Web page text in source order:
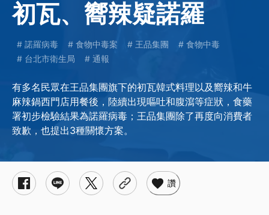
初瓦、嚮辣疑諾羅
諾羅病毒 食物中毒案 王品集團
食物中毒
台北市衛生局
通報
有多名民眾在王品集團旗下的初瓦韓式料理以及嚮辣和牛
麻辣鍋西門店用餐後，陸續出現嘔吐和腹瀉等症狀，食藥
署初步檢驗結果為諾羅病毒；王品集團除了再度向消費者
致歉，也提出3種關懷方案。
讚